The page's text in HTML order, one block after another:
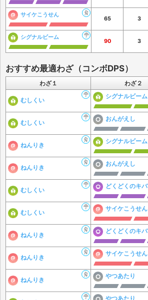
サイケこうせん
65 3
シグナルビーム
90 3
おすすめ最適わざ（コンボDPS）
わざ１ わざ２
むしくい
シグナルビーム
むしくい
おんがえし
ねんりき
シグナルビーム
ねんりき
おんがえし
むしくい
どくどくのキバ
むしくい
サイケこうせん
ねんりき
どくどくのキバ
ねんりき
サイケこうせん
ねんりき
やつあたり
やつあたり